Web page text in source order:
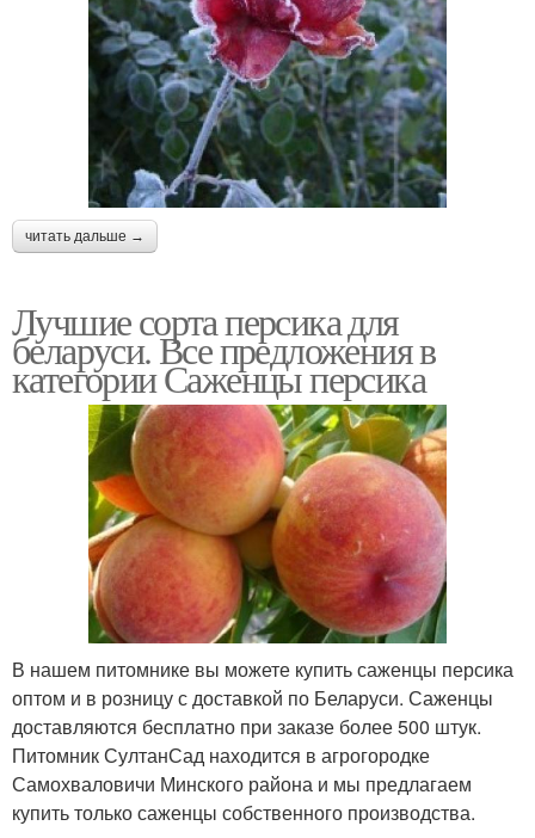
читать дальше →
Лучшие сорта персика для
беларуси. Все предложения в
категории Саженцы персика
В нашем питомнике вы можете купить саженцы персика
оптом и в розницу с доставкой по Беларуси. Саженцы
доставляются бесплатно при заказе более 500 штук.
Питомник СултанСад находится в агрогородке
Самохваловичи Минского района и мы предлагаем
купить только саженцы собственного производства.